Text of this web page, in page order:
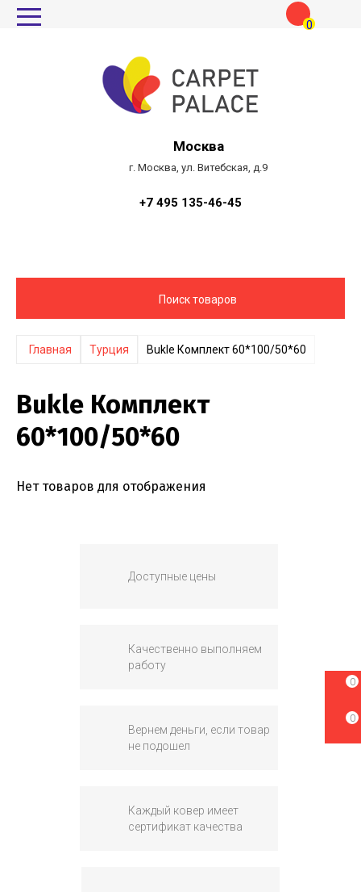
0
Москва
г. Москва, ул. Витебская, д.9
+7 495 135-46-45
Поиск товаров
Главная Турция Bukle Комплект 60*100/50*60
Bukle Комплект
60*100/50*60
Нет товаров для отображения
Доступные цены
Качественно выполняем
работу
Вернем деньги, если товар
не подошел
Каждый ковер имеет
сертификат качества
0
0